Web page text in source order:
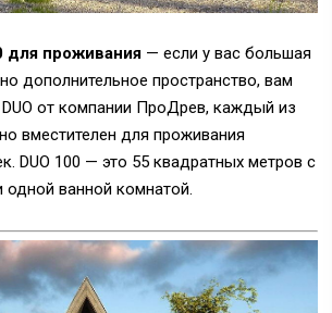
для проживания — если у вас большая
дополнительное пространство, вам
от компании ПроДрев, каждый из
вместителен для проживания
DUO 100 — это 55 квадратных метров с
ванной комнатой.